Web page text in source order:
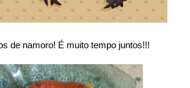
de namoro! É muito tempo juntos!!!